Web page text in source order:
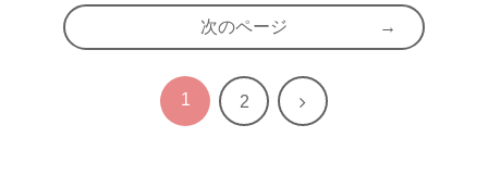
次のページ
1 2 次